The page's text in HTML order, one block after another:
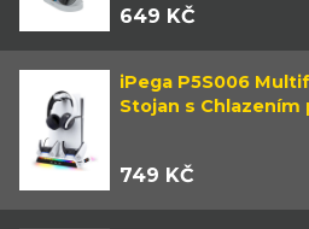
649 KČ
iPega P5S006
Stojan s Chlazením
749 KČ